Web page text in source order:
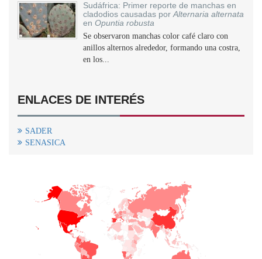
Sudáfrica: Primer reporte de manchas en
cladodios causadas por Alternaria alternata
en Opuntia robusta
Se observaron manchas color café claro con
anillos alternos alrededor, formando una costra,
en los...
ENLACES DE INTERÉS
SADER
SENASICA